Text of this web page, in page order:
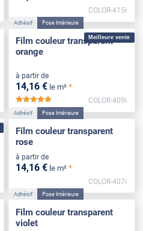
COLOR-415i
Meilleure vente
Adhésif Pose Intérieure
Film couleur transparent
orange
à partir de
14,16 € le m² *
COLOR-409i
Adhésif Pose Intérieure
Film couleur transparent
rose
à partir de
14,16 € le m² *
COLOR-407i
Adhésif Pose Intérieure
Film couleur transparent
violet